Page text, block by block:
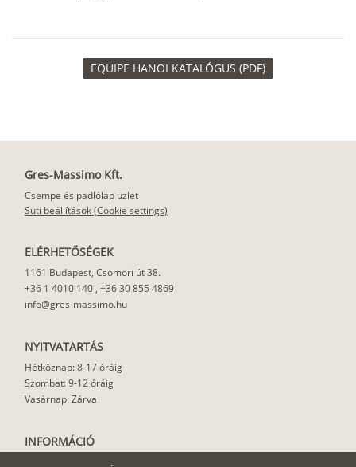
EQUIPE HANOI KATALÓGUS (PDF)
Gres-Massimo Kft.
Csempe és padlólap üzlet
Süti beállítások (Cookie settings)
ELÉRHETŐSÉGEK
1161 Budapest, Csömöri út 38.
+36 1 4010 140 , +36 30 855 4869
info@gres-massimo.hu
NYITVATARTÁS
Hétköznap: 8-17 óráig
Szombat: 9-12 óráig
Vasárnap: Zárva
INFORMÁCIÓ